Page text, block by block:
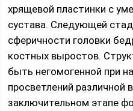
хрящевой пластинки с
сустава. Следующей
сферичности головки
костных выростов.
быть негомогенной при
просветлений различной
заключительном этапе